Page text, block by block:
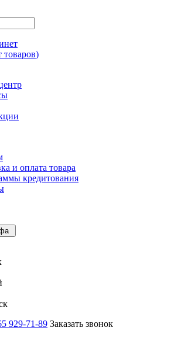
товаров)
и оплата товара
кредитования
929-71-89 Заказать звонок